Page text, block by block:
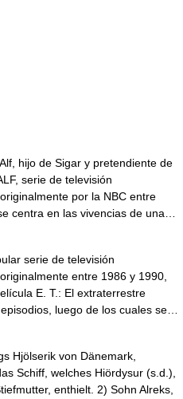
hijo de Sigar y pretendiente de
serie de televisión
por la NBC entre
centra en las vivencias de una…
serie de televisión
entre 1986 y 1990,
E. T.: El extraterrestre
luego de los cuales se…
Hjölserik von Dänemark,
Schiff, welches Hiördysur (s.d.),
enthielt. 2) Sohn Alreks,